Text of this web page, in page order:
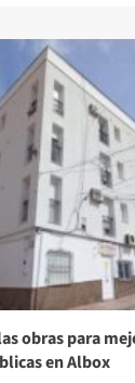
obras para
en Albox